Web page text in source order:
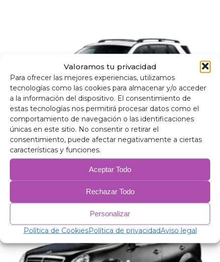
Valoramos tu privacidad
Para ofrecer las mejores experiencias, utilizamos
tecnologías como las cookies para almacenar y/o acceder
a la información del dispositivo. El consentimiento de
estas tecnologías nos permitirá procesar datos como el
comportamiento de navegación o las identificaciones
únicas en este sitio. No consentir o retirar el
consentimiento, puede afectar negativamente a ciertas
características y funciones.
Aceptar Todo
Rechazar Todo
Personalizar
Política de CookiesPolítica de privacidadAviso legal
Isoladores térmicos para SsangYong Rodius
2012-2019
153,00€ – 205,00€